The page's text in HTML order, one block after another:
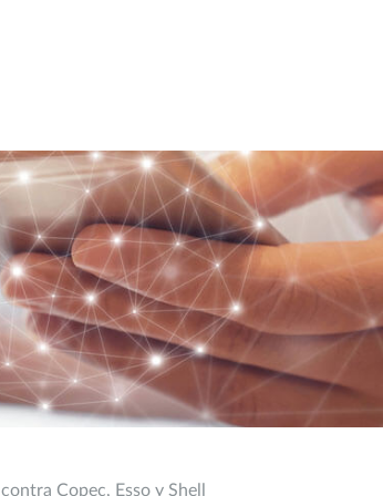
Copec, Esso y Shell